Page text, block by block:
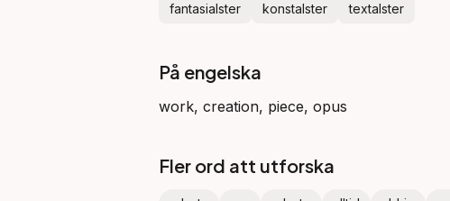
fantasialster konstalster textalster
På engelska
work, creation, piece, opus
Fler ord att utforska